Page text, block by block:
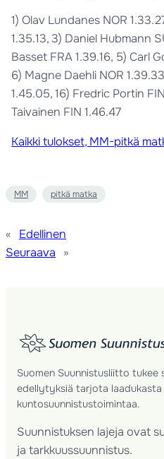
1) Olav Lundanes NOR
1.35.13, 3) Daniel Hubmann
Basset FRA 1.39.16, 5) Carl
6) Magne Daehli NOR
1.45.05, 16) Fredric Portin
Taivainen FIN 1.46.47
Kaikki tulokset, MM-pitkä
MM pitkä matka
«
Edellinen
Seuraava
»
Suomen Suunnistusliitto tukee
edellytyksiä tarjota laadukasta
kuntosuunnistustoimintaa.
Suunnistuksen lajeja ovat
ja tarkkuussuunnistus.